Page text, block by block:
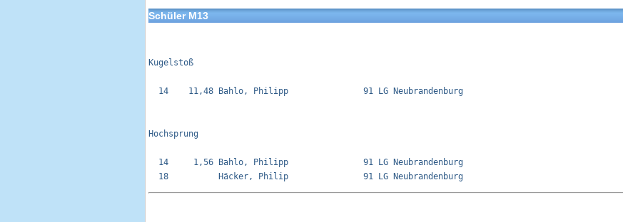
Schüler M13
Kugelstoß
  14    11,48 Bahlo, Philipp               91 LG Neubrandenburg
Hochsprung
  14     1,56 Bahlo, Philipp               91 LG Neubrandenburg